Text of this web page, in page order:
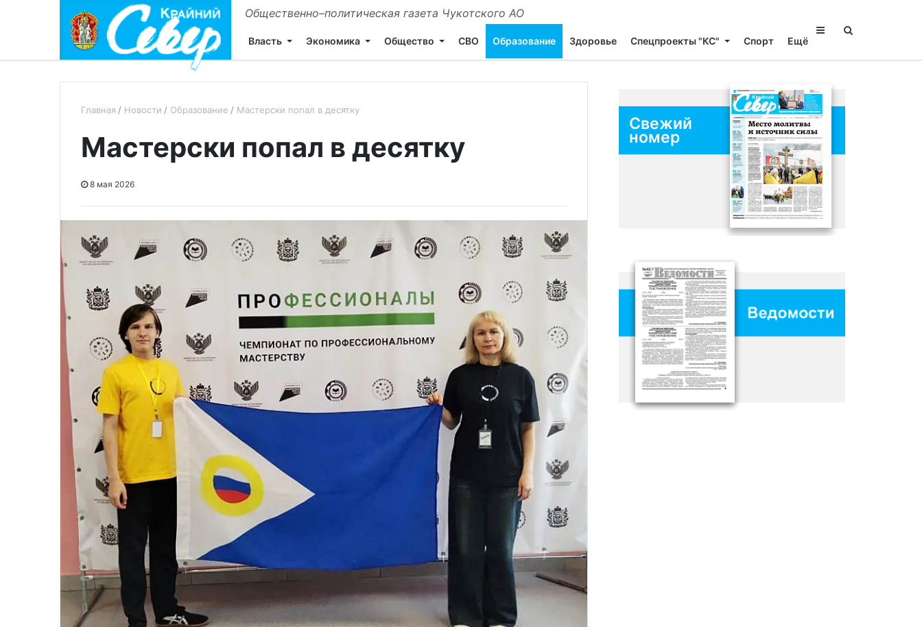
Общественно–политическая газета Чукотского АО
Власть Экономика Общество СВО Образование Здоровье Спецпроекты "КС" Спорт Ещё
Главная Новости Образование Мастерски попал в десятку
Мастерски попал в десятку
8 мая 2026
Свежий
номер